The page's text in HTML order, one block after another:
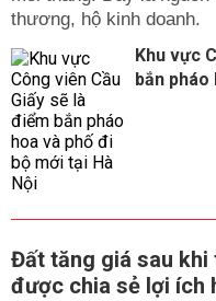
thương, hộ kinh doanh.
Khu vực
bắn
Đất tăng giá sau khi
được chia sẻ lợi ích